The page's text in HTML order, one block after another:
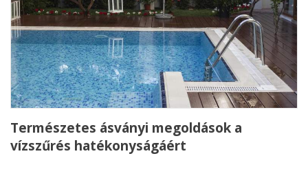
Természetes ásványi megoldások a
vízszűrés hatékonyságáért